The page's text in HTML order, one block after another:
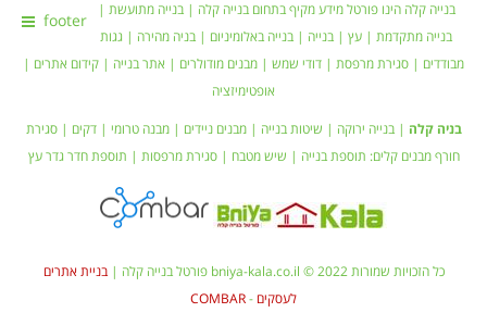
footer
בנייה קלה הינו פורטל מידע מקיף בתחוםבנייה קלה |בנייה מתועשת |
בנייה מתקדמת | עץ | בנייה | בנייה באלומיניום | בניה מהירה | גגות
מבודדים | סגירת מרפסת | דודי שמש | מבנים מודולרים | אתר בנייה | קידום אתרים |
אופטימיזציה
בניה קלה |בנייה ירוקה | שיטות בנייה |מבנים ניידים | מבנה טרומי |דקים |סגירת
חורף מבנים קלים: תוספת בנייה | שיש מטבח | סגירת מרפסות | תוספת חדרגדר עץ
כל הזכויות שמורות bniya-kala.co.il © 2022 פורטל בנייה קלה |
בניית אתרים
לעסקים -
COMBAR